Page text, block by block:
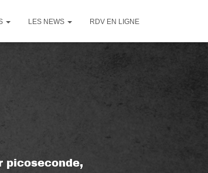
LES NEWS RDV EN LIGNE
picoseconde,